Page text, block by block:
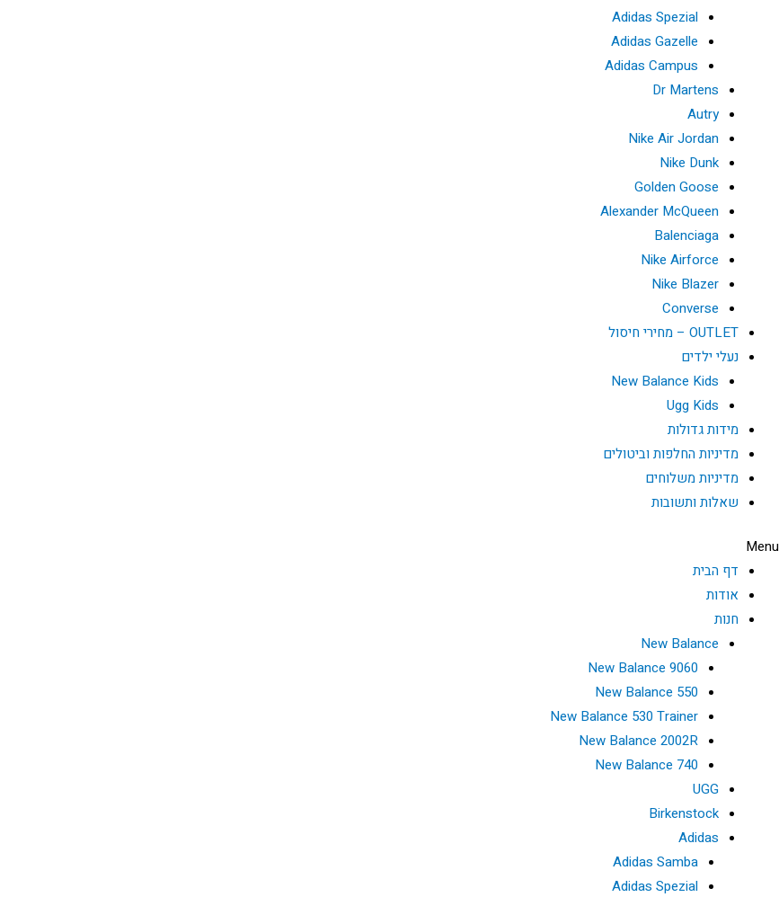
Adidas Spezial
Adidas Gazelle
Adidas Campus
Dr Martens
Autry
Nike Air Jordan
Nike Dunk
Golden Goose
Alexander McQueen
Balenciaga
Nike Airforce
Nike Blazer
Converse
OUTLET – מחירי חיסול
נעלי ילדים
New Balance Kids
Ugg Kids
מידות גדולות
מדיניות החלפות וביטולים
מדיניות משלוחים
שאלות ותשובות
Menu
דף הבית
אודות
חנות
New Balance
New Balance 9060
New Balance 550
New Balance 530 Trainer
New Balance 2002R
New Balance 740
UGG
Birkenstock
Adidas
Adidas Samba
Adidas Spezial